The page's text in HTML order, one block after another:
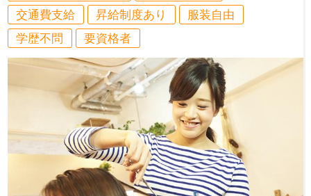
交通費支給
昇給制度あり
服装自由
学歴不問
要資格者